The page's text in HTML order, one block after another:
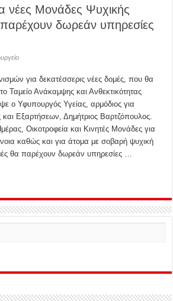
νέες Μονάδες Ψυχικής
δωρεάν υπηρεσίες
για δεκατέσσερις νέες δομές, που θα
Ταμείο Ανάκαμψης και Ανθεκτικότητας
ο Υφυπουργός Υγείας, αρμόδιος για
και Εξαρτήσεων, Δημήτριος Βαρτζόπουλος.
Οικοτροφεία και Κινητές Μονάδες για
καθώς και για άτομα με σοβαρή ψυχική
θα παρέχουν δωρεάν υπηρεσίες …